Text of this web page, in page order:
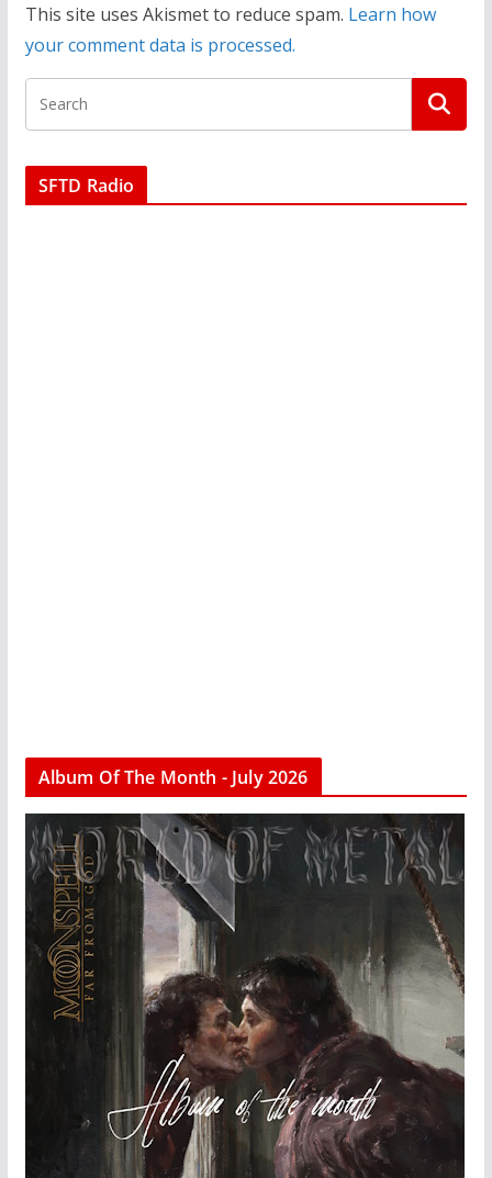
This site uses Akismet to reduce spam. Learn how
your comment data is processed.
SFTD Radio
Album Of The Month - July 2026